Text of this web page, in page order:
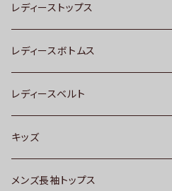
レディーストップス
レディースボトムス
レディースベルト
キッズ
メンズ長袖トップス